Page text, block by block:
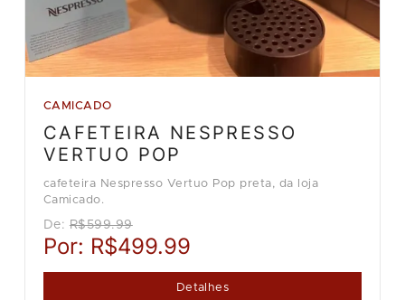
CAMICADO
CAFETEIRA NESPRESSO
VERTUO POP
cafeteira Nespresso Vertuo Pop preta, da loja
Camicado.
De: R$599.99
Por: R$499.99
Detalhes